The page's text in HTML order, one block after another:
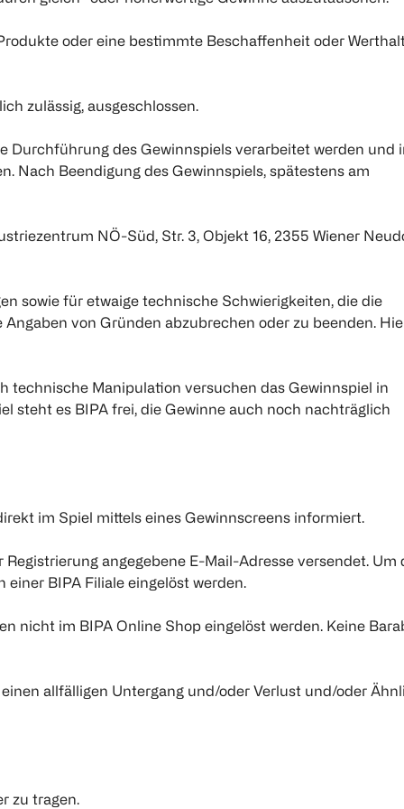
oder eine bestimmte Beschaffenheit oder
zulässig, ausgeschlossen.
Durchführung des Gewinnspiels verarbeitet werden und
Nach Beendigung des Gewinnspiels, spätestens am
NÖ-Süd, Str. 3, Objekt 16, 2355 Wiener
sowie für etwaige technische Schwierigkeiten, die die
von Gründen abzubrechen oder zu beenden.
technische Manipulation versuchen das Gewinnspiel in
steht es BIPA frei, die Gewinne auch noch nachträglich
im Spiel mittels eines Gewinnscreens informiert.
angegebene E-Mail-Adresse versendet. Um
BIPA Filiale eingelöst werden.
nicht im BIPA Online Shop eingelöst werden. Keine
allfälligen Untergang und/oder Verlust und/oder
zu tragen.